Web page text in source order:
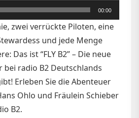
00:00
zwei verrückte Piloten, eine
und jede Menge
Das ist “FLY B2” – Die neue
bei radio B2 Deutschlands
Erleben Sie die Abenteuer
Ohlo und Fräulein Schieber
B2.